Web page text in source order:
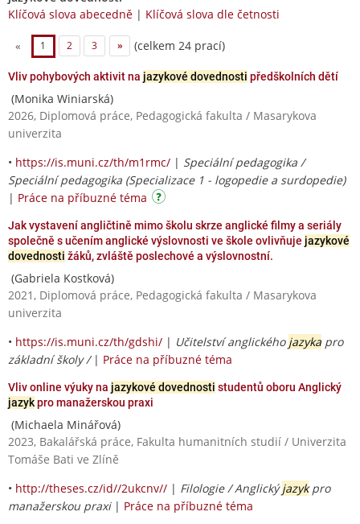
Klíčová slova abecedně | Klíčová slova dle četnosti
« 1 2 3 » (celkem 24 prací)
Vliv pohybových aktivit na jazykové dovednosti předškolních dětí
(Monika Winiarská)
2026, Diplomová práce, Pedagogická fakulta / Masarykova
univerzita
• https://is.muni.cz/th/m1rmc/ | Speciální pedagogika /
Speciální pedagogika (Specializace 1 - logopedie a surdopedie)
| Práce na příbuzné téma
Jak vystavení angličtině mimo školu skrze anglické filmy a seriály
společně s učením anglické výslovnosti ve škole ovlivňuje jazykové
dovednosti žáků, zvláště poslechové a výslovnostní.
(Gabriela Kostková)
2021, Diplomová práce, Pedagogická fakulta / Masarykova
univerzita
• https://is.muni.cz/th/gdshi/ | Učitelství anglického jazyka pro
základní školy / | Práce na příbuzné téma
Vliv online výuky na jazykové dovednosti studentů oboru Anglický
jazykpro manažerskou praxi
(Michaela Minářová)
2023, Bakalářská práce, Fakulta humanitních studií / Univerzita
Tomáše Bati ve Zlíně
• http://theses.cz/id//2ukcnv// | Filologie / Anglickýjazykpro
manažerskou praxi| Práce na příbuzné téma